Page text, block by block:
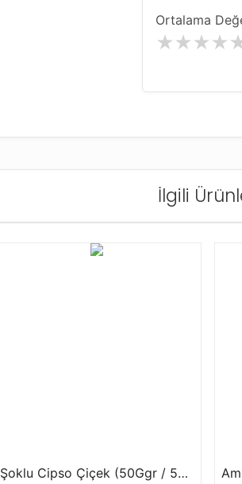
Ortalama
İlgili
Şoklu Cipso Çiçek (50Ggr / 50 cm )